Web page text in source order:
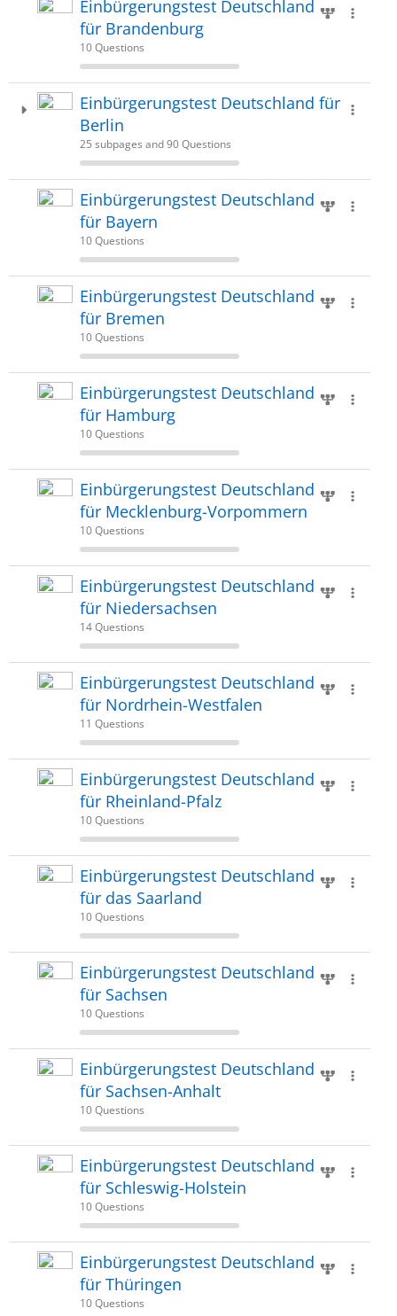
Einbürgerungstest Deutschland
für Brandenburg
10 Questions
Einbürgerungstest Deutschland für
Berlin
25 subpages and 90 Questions
Einbürgerungstest Deutschland
für Bayern
10 Questions
Einbürgerungstest Deutschland
für Bremen
10 Questions
Einbürgerungstest Deutschland
für Hamburg
10 Questions
Einbürgerungstest Deutschland
für Mecklenburg-Vorpommern
10 Questions
Einbürgerungstest Deutschland
für Niedersachsen
14 Questions
Einbürgerungstest Deutschland
für Nordrhein-Westfalen
11 Questions
Einbürgerungstest Deutschland
für Rheinland-Pfalz
10 Questions
Einbürgerungstest Deutschland
für das Saarland
10 Questions
Einbürgerungstest Deutschland
für Sachsen
10 Questions
Einbürgerungstest Deutschland
für Sachsen-Anhalt
10 Questions
Einbürgerungstest Deutschland
für Schleswig-Holstein
10 Questions
Einbürgerungstest Deutschland
für Thüringen
10 Questions